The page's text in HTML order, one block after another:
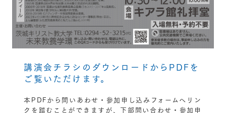
講演会チラシのダウンロードからPDFを
ご覧いただけます。
本PDFから問いあわせ・参加申し込みフォームへリン
クを踏むことができますが、下部問い合わせ・参加申